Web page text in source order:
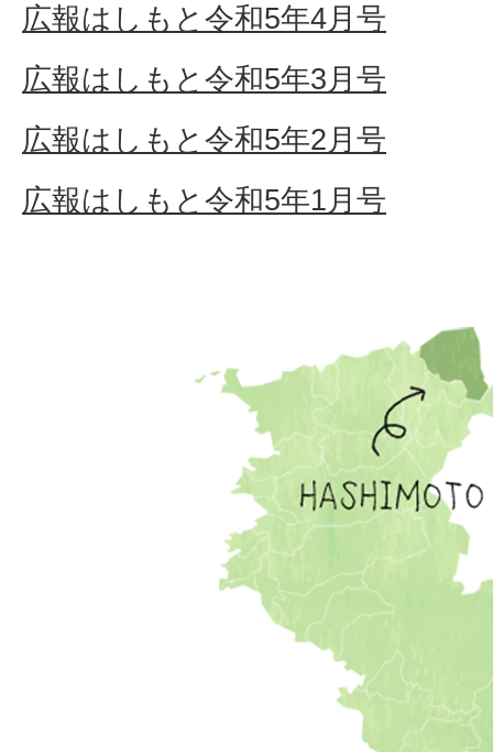
広報はしもと令和5年4月号
広報はしもと令和5年3月号
広報はしもと令和5年2月号
広報はしもと令和5年1月号